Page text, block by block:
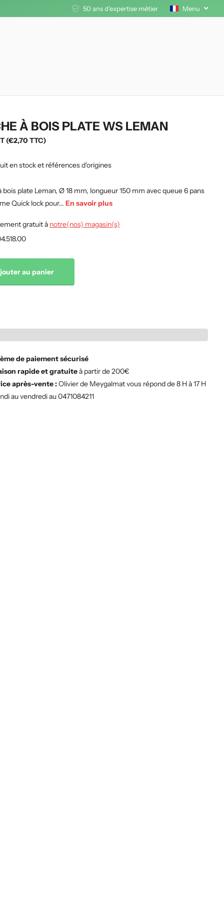
50 ans d'expertise métier Menu
À BOIS PLATE WS LEMAN
(€2,70 TTC)
en stock et références d'origines
bois plate Leman, Ø 18 mm, longueur 150 mm avec queue 6 pans
Quick lock pour... En savoir plus
gratuit à notre(nos) magasin(s)
au panier
de paiement sécurisé
rapide et gratuiteà partir de 200€
après-vente :Olivier de Meygalmat vous répond de 8 H à 17 H
au vendredi au 0471084211